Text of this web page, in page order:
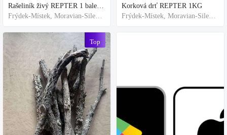
Rašeliník živý REPTER 1 balení - násada, TOP kvalita 30cm-30cm-8cm
Frýdek-Místek, Moravian-Silesian Region,Others
Top
Korková drť REPTER 1KG
Frýdek-Místek, Moravian-Silesian Region,Others